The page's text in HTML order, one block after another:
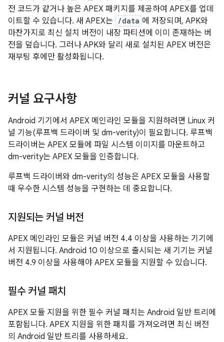
전 코드가 같거나 높은 APEX 패키지를 제공하여 APEX를 업데
이트할 수 있습니다. 새 APEX는
/data 에 저장되며, APK와
마찬가지로 최신 설치 버전이 내장 파티션에 이미 존재하는 버
전을 덮습니다. 그러나 APK와 달리 새로 설치된 APEX 버전은
재부팅 후에만 활성화됩니다.
커널 요구사항
Android 기기에서 APEX 메인라인 모듈을 지원하려면 Linux 커
널 기능(루프백 드라이버 및 dm-verity)이 필요합니다. 루프백
드라이버는 APEX 모듈에 파일 시스템 이미지를 마운트하고
dm-verity는 APEX 모듈을 인증합니다.
루프백 드라이버와 dm-verity의 성능은 APEX 모듈을 사용할
때 우수한 시스템 성능을 구현하는 데 중요합니다.
지원되는 커널 버전
APEX 메인라인 모듈은 커널 버전 4.4 이상을 사용하는 기기에
서 지원됩니다. Android 10 이상으로 출시되는 새 기기는 커널
버전 4.9 이상을 사용해야 APEX 모듈을 지원할 수 있습니다.
필수 커널 패치
APEX 모듈 지원을 위한 필수 커널 패치는 Android 일반 트리에
포함됩니다. APEX 지원을 위한 패치를 가져오려면 최신 버전
의 Android 일반 트리를 사용하세요.